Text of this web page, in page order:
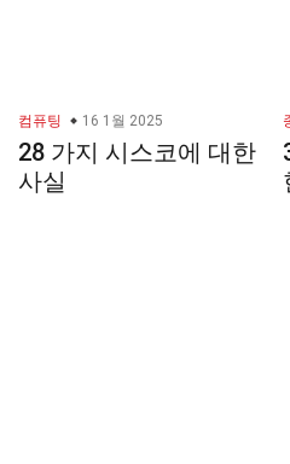
컴퓨팅 16 1월 2025
28 가지 시스코에 대한
사실